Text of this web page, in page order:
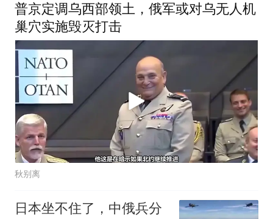
普京定调乌西部领土，俄军或对乌无人机
巢穴实施毁灭打击
秋别离
日本坐不住了，中俄兵分